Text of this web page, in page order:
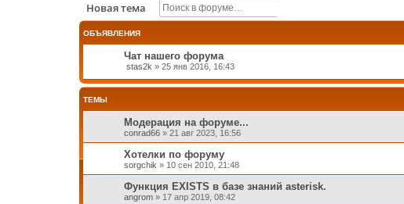
Новая тема
ОБЪЯВЛЕНИЯ
Чат нашего форума
stas2k» 25 янв 2016, 16:43
ТЕМЫ
Модерация на форуме...
conrad66» 21 авг 2023, 16:56
Хотелки по форуму
sorgchik » 10 сен 2010, 21:48
Функция EXISTS в базе знаний asterisk.
angrom» 17 апр 2019, 08:42